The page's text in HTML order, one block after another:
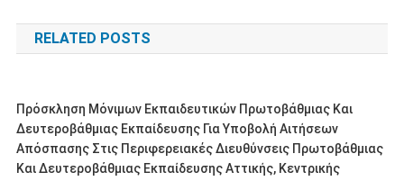
άρθρων
RELATED POSTS
Πρόσκληση Μόνιμων Εκπαιδευτικών Πρωτοβάθμιας Και
Δευτεροβάθμιας Εκπαίδευσης Για Υποβολή Αιτήσεων
Απόσπασης Στις Περιφερειακές Διευθύνσεις Πρωτοβάθμιας
Και Δευτεροβάθμιας Εκπαίδευσης Αττικής, Κεντρικής